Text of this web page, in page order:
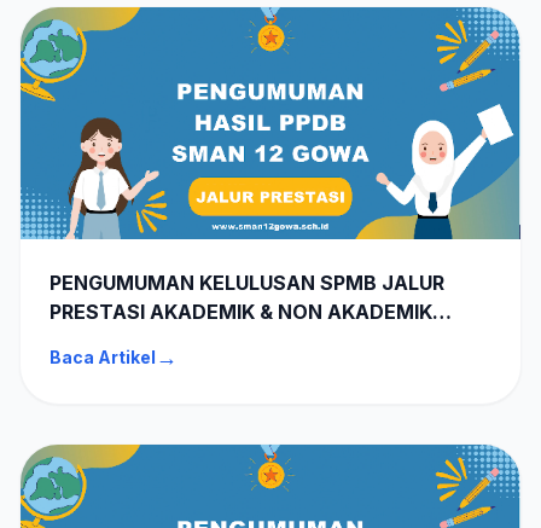
PENGUMUMAN KELULUSAN SPMB JALUR
PRESTASI AKADEMIK & NON AKADEMIK
Baca Artikel →